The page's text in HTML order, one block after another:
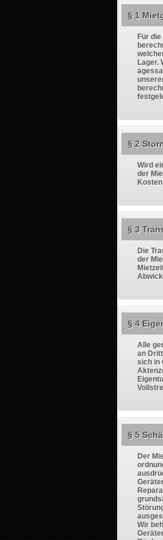
§ 1
Für
Lager.
§ 2
Wird
der
§ 3
Die
der
§ 4
Alle
an
sich in
§ 5
Der
Wir